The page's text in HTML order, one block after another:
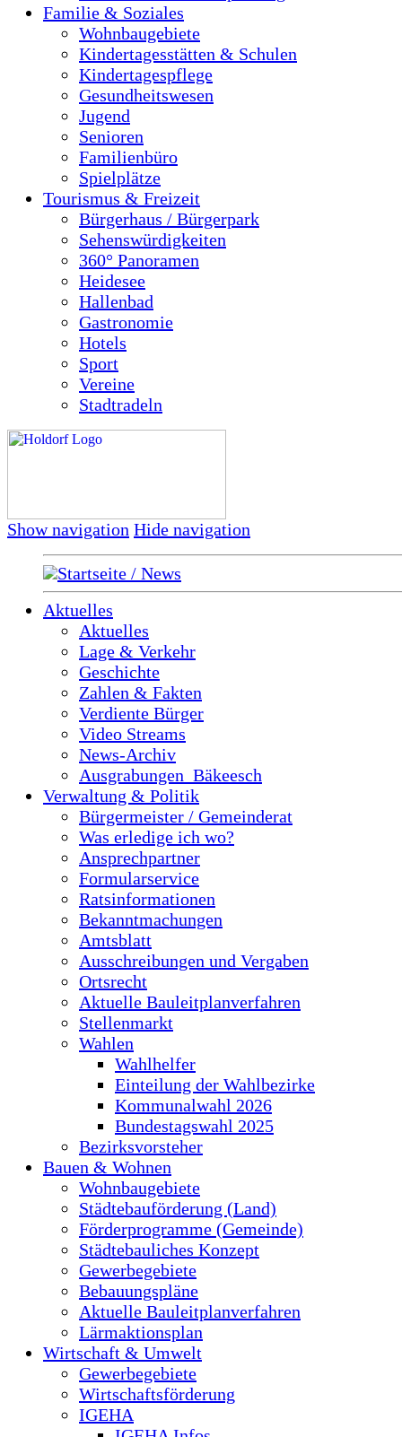
Familie & Soziales
Wohnbaugebiete
Kindertagesstätten & Schulen
Kindertagespflege
Gesundheitswesen
Jugend
Senioren
Familienbüro
Spielplätze
Tourismus & Freizeit
Bürgerhaus / Bürgerpark
Sehenswürdigkeiten
360° Panoramen
Heidesee
Hallenbad
Gastronomie
Hotels
Sport
Vereine
Stadtradeln
Show navigation Hide navigation
Startseite / News
Aktuelles
Aktuelles
Lage & Verkehr
Geschichte
Zahlen & Fakten
Verdiente Bürger
Video Streams
News-Archiv
Ausgrabungen_Bäkeesch
Verwaltung & Politik
Bürgermeister / Gemeinderat
Was erledige ich wo?
Ansprechpartner
Formularservice
Ratsinformationen
Bekanntmachungen
Amtsblatt
Ausschreibungen und Vergaben
Ortsrecht
Aktuelle Bauleitplanverfahren
Stellenmarkt
Wahlen
Wahlhelfer
Einteilung der Wahlbezirke
Kommunalwahl 2026
Bundestagswahl 2025
Bezirksvorsteher
Bauen & Wohnen
Wohnbaugebiete
Städtebauförderung (Land)
Förderprogramme (Gemeinde)
Städtebauliches Konzept
Gewerbegebiete
Bebauungspläne
Aktuelle Bauleitplanverfahren
Lärmaktionsplan
Wirtschaft & Umwelt
Gewerbegebiete
Wirtschaftsförderung
IGEHA